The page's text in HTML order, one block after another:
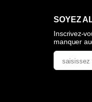
SOYEZ
Inscrivez-
manquer